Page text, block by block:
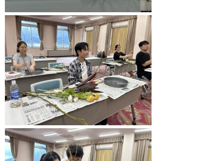
入試情報
募集要項
学費支援・奨学金制度
オープンキャンパス